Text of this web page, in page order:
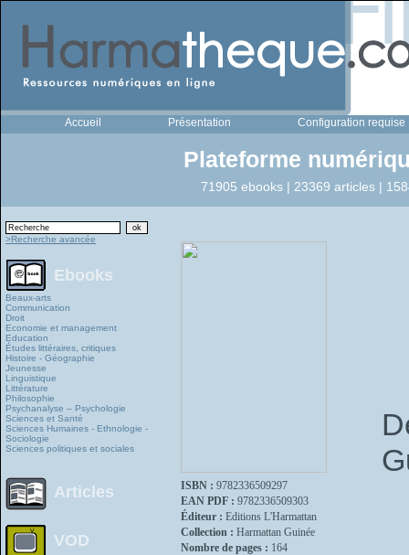
Accueil Présentation Configuration requise
Plateforme
71905 ebooks | 23369 articles |
>Recherche avancée
Ebooks
Beaux-arts
Communication
Droit
Economie et management
Education
Études littéraires, critiques
Histoire - Géographie
Jeunesse
Linguistique
Littérature
Philosophie
Psychanalyse – Psychologie
Sciences et Santé
Sciences Humaines - Ethnologie -
Sociologie
Sciences politiques et sociales
Articles
VOD
ISBN : 9782336509297
EAN PDF : 9782336509303
Éditeur : Editions L'Harmattan
Collection : Harmattan Guinée
Nombre de pages : 164